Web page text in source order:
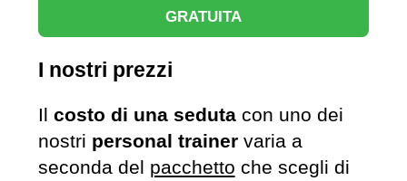
GRATUITA
I nostri prezzi
Il costo di una sedutacon uno dei
nostri personal trainervaria a
seconda del pacchetto che scegli di